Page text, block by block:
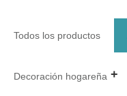
Todos los productos
Decoración hogareña